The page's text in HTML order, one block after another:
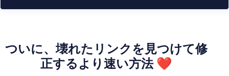
ついに、壊れたリンクを見つけて修
正するより速い方法 ❤